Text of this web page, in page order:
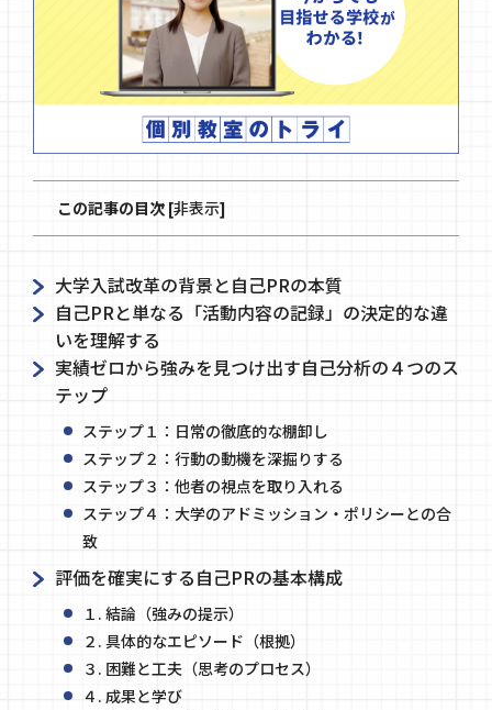
この記事の目次 [非表示]
大学入試改革の背景と自己PRの本質
自己PRと単なる「活動内容の記録」の決定的な違
いを理解する
実績ゼロから強みを見つけ出す自己分析の４つのス
テップ
ステップ１：日常の徹底的な棚卸し
ステップ２：行動の動機を深掘りする
ステップ３：他者の視点を取り入れる
ステップ４：大学のアドミッション・ポリシーとの合
致
評価を確実にする自己PRの基本構成
１. 結論（強みの提示）
２. 具体的なエピソード（根拠）
３. 困難と工夫（思考のプロセス）
４. 成果と学び